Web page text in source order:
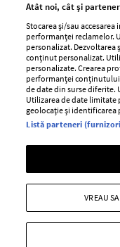
GSP
Unica
Baby
Retete
Pariază
Jocurile de
Copyright
Atât noi, cât și
Stocarea și/sau
performanței reclamelor.
personalizat.
conținut personalizat.
personalizate. Crearea
performanței
de date din surse
Utilizarea de date limitate
geolocație și
Listă parteneri
VREAU